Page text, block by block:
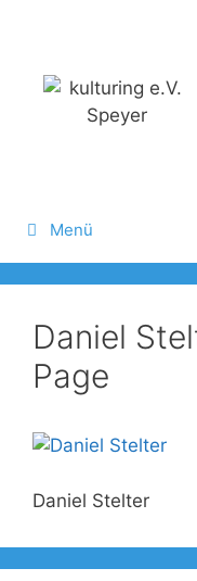
Menü
Daniel
Page
Daniel Stelter